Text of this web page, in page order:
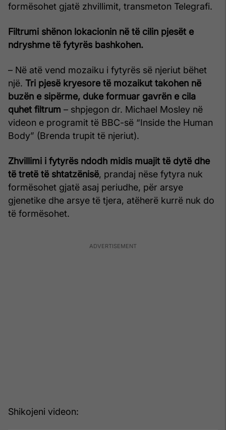
formësohet gjatë zhvillimit, transmeton Telegrafi.
Filtrumi shënon lokacionin në të cilin pjesët e
ndryshme të fytyrës bashkohen.
– Në atë vend mozaiku i fytyrës së njeriut bëhet
një. Tri pjesë kryesore të mozaikut takohen në
buzën e sipërme, duke formuar gavrën e cila
quhet filtrum – shpjegon dr. Michael Mosley në
videon e programit të BBC-së “Inside the Human
Body” (Brenda trupit të njeriut).
Zhvillimi i fytyrës ndodh midis muajit të dytë dhe
të tretë të shtatzënisë, prandaj nëse fytyra nuk
formësohet gjatë asaj periudhe, për arsye
gjenetike dhe arsye të tjera, atëherë kurrë nuk do
të formësohet.
Shikojeni videon: